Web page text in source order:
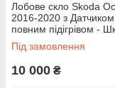
Лобове скло Skoda
2016-2020 з
повним підігрівом -
Октавія
Під замовлення
10 000 ₴